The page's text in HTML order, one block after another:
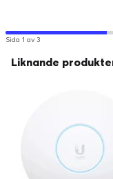
Sida 1 av 3
Liknande